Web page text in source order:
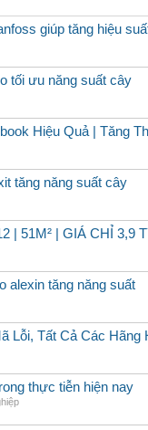
giúp tăng hiệu
tối ưu năng suất cây
Hiệu Quả | Tăng
tăng năng suất cây
| 51M² | GIÁ CHỈ 3,9
alexin tăng năng suất
Lỗi, Tất Cả Các Hãng
thực tiễn hiện nay